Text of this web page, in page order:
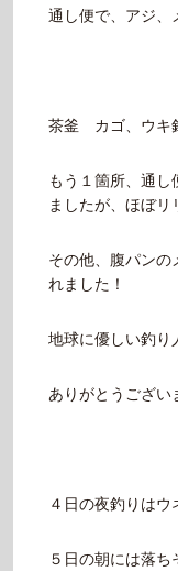
通し便で、アジ、
茶釜 カゴ、ウキ
もう１箇所、通し
ましたが、ほぼ
その他、腹パンの
れました！
地球に優しい釣り
ありがとうござい
４日の夜釣りは
５日の朝には落